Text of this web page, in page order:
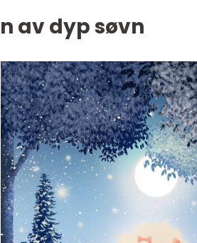
av dyp søvn